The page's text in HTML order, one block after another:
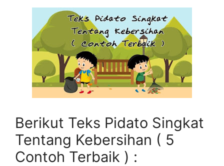
Berikut Teks Pidato Singkat
Tentang Kebersihan ( 5
Contoh Terbaik ) :